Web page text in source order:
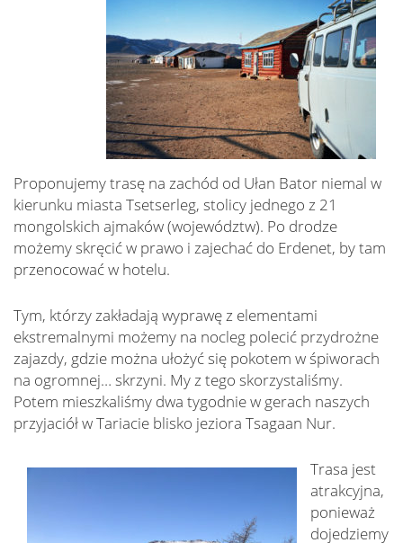
Proponujemy trasę na zachód od Ułan Bator niemal w
kierunku miasta Tsetserleg, stolicy jednego z 21
mongolskich ajmaków (województw). Po drodze
możemy skręcić w prawo i zajechać do Erdenet, by tam
przenocować w hotelu.
Tym, którzy zakładają wyprawę z elementami
ekstremalnymi możemy na nocleg polecić przydrożne
zajazdy, gdzie można ułożyć się pokotem w śpiworach
na ogromnej… skrzyni. My z tego skorzystaliśmy.
Potem mieszkaliśmy dwa tygodnie w gerach naszych
przyjaciół w Tariacie blisko jeziora Tsagaan Nur.
Trasa jest
atrakcyjna,
ponieważ
dojedziemy